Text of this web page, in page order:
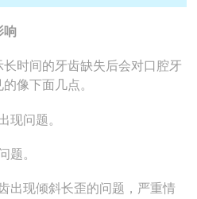
响
时间的牙齿缺失后会对口腔牙
像下面几点。
现问题。
题。
出现倾斜长歪的问题，严重情